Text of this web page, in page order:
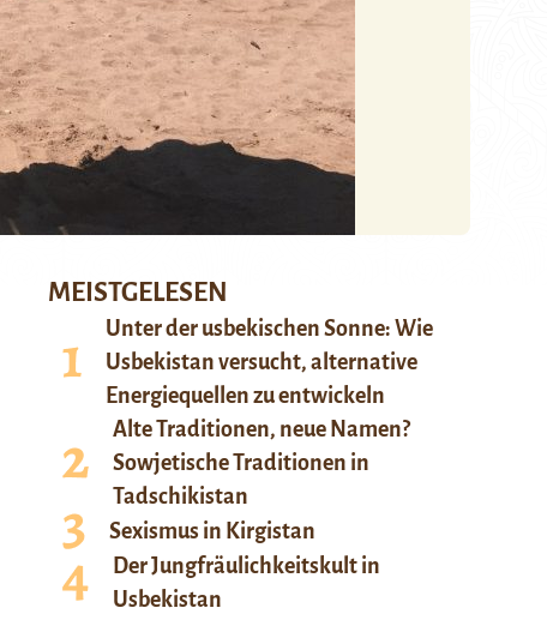
MEISTGELESEN
Unter der usbekischen Sonne: Wie
Usbekistan versucht, alternative
Energiequellen zu entwickeln
Alte Traditionen, neue Namen?
Sowjetische Traditionen in
Tadschikistan
Sexismus in Kirgistan
Der Jungfräulichkeitskult in
Usbekistan